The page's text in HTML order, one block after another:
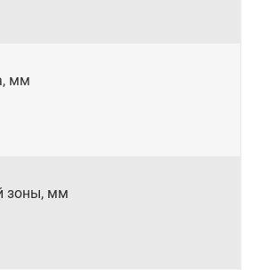
мм
зоны, мм